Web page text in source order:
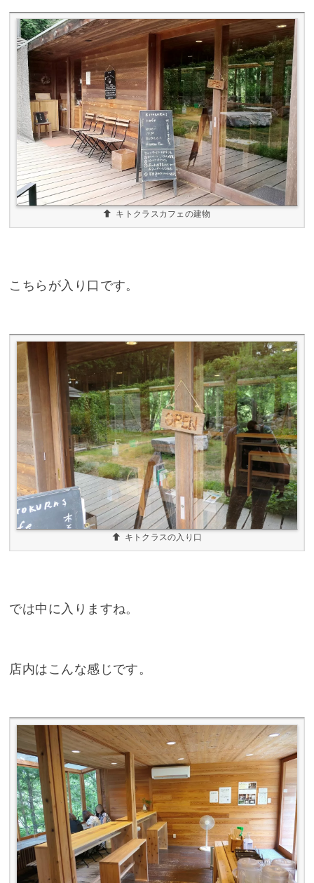
キトクラスカフェの建物
こちらが入り口です。
キトクラスの入り口
では中に入りますね。
店内はこんな感じです。